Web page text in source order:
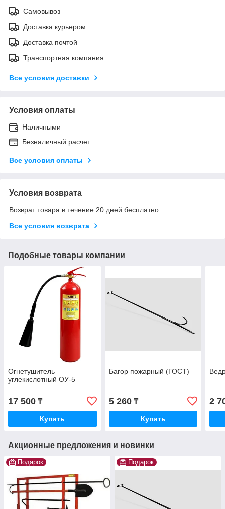
Самовывоз
Доставка курьером
Доставка почтой
Транспортная компания
Все условия доставки
Условия оплаты
Наличными
Безналичный расчет
Все условия оплаты
Условия возврата
Возврат товара в течение 20 дней бесплатно
Все условия возврата
Подобные товары компании
Огнетушитель
углекислотный ОУ-5
17 500 ₸
Купить
Багор пожарный (ГОСТ)
5 260₸
Купить
2
Акционные предложения и новинки
Подарок Подарок